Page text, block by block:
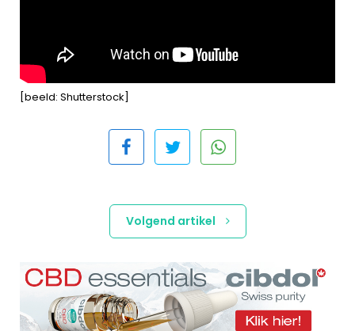
[beeld: Shutterstock]
Volgend artikel